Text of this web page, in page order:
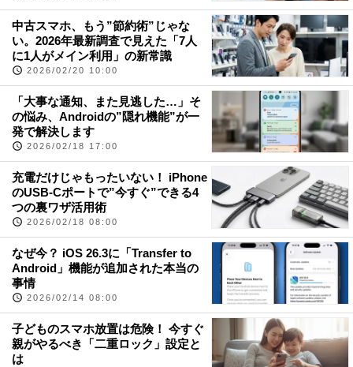
中古スマホ、もう”節約術”じゃな
い。2026年最新調査で見えた「7人
に1人がメイン利用」の新常識
2026/02/20 10:00
「大事な通知、また見逃した…」そ
の悩み、Androidの”隠れ機能”が一
発で解決します
2026/02/18 17:00
充電だけじゃもったいない！ iPhone
のUSB-Cポートで”今すぐ”できる4
つの裏ワザ活用術
2026/02/18 08:00
なぜ今？ iOS 26.3に「Transfer to
Android」機能が追加された本当の
事情
2026/02/14 08:00
子どものスマホ放置は危険！ 今すぐ
親がやるべき「二重ロック」設定と
は